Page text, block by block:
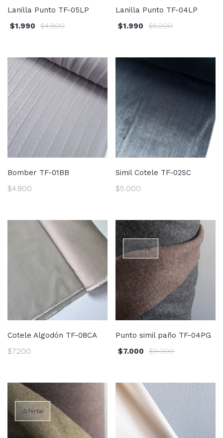
Lanilla Punto TF-05LP
$4.800
$1.990
Lanilla Punto TF-04LP
$5.200
$1.990
Bomber TF-01BB
$4.800
Simil Cotele TF-02SC
$5.000
Cotele Algodón TF-08CA
$7.200
¡Oferta!
Punto simil paño TF-04PG
$9.000
$7.000
¡Oferta!